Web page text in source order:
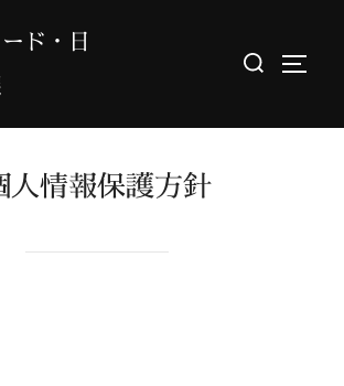
ド・日
人情報保護方針